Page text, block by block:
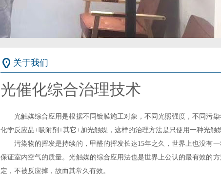
关于我们
光催化综合治理技术
光触媒综合应用是根据不同镀膜施工对象，不同光照强度，不同污染
化学反应品+吸附剂+其它+加光触媒，这样的治理方法是只使用一种光触
污染物的挥发是持续的，甲醛的挥发长达15年之久，世界上也没有
保证室内空气的质量。光触媒的综合应用法也是世界上公认的最有效的
定，不被反应掉，故而其常久有效。